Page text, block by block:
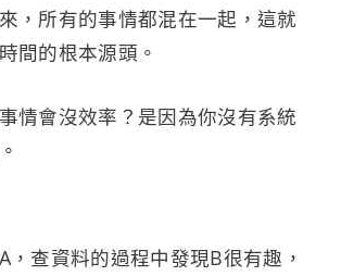
，所有的事情都混在一起，這就
間的根本源頭。
情會沒效率？是因為你沒有系統
，查資料的過程中發現B很有趣，